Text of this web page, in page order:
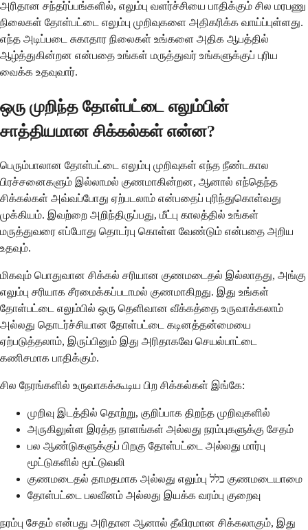
அரிதான சந்தர்ப்பங்களில், எலும்பு வளர்ச்சியை பாதிக்கும் சில மரபணு
நிலைகள் தோள்பட்டை எலும்பு முறிவுகளை அதிகரிக்க வாய்ப்புள்ளது.
எந்த அடிப்படை சுகாதார நிலைகள் உங்களை அதிக ஆபத்தில்
ஆழ்த்துகின்றன என்பதை உங்கள் மருத்துவர் உங்களுக்குப் புரிய
வைக்க உதவுவார்.
ஒரு முறிந்த தோள்பட்டை எலும்பின்
சாத்தியமான சிக்கல்கள் என்ன?
பெரும்பாலான தோள்பட்டை எலும்பு முறிவுகள் எந்த நீண்டகால
பிரச்சனைகளும் இல்லாமல் குணமாகின்றன, ஆனால் எந்தெந்த
சிக்கல்கள் அவ்வப்போது ஏற்படலாம் என்பதைப் புரிந்துகொள்வது
முக்கியம். இவற்றை அறிந்திருப்பது, மீட்பு காலத்தில் உங்கள்
மருத்துவரை எப்போது தொடர்பு கொள்ள வேண்டும் என்பதை அறிய
உதவும்.
மிகவும் பொதுவான சிக்கல் சரியான குணமடைதல் இல்லாதது, அங்கு
எலும்பு சரியாக சீரமைக்கப்படாமல் குணமாகிறது. இது உங்கள்
தோள்பட்டை எலும்பில் ஒரு தெளிவான வீக்கத்தை உருவாக்கலாம்
அல்லது தொடர்ச்சியான தோள்பட்டை கடினத்தன்மையை
ஏற்படுத்தலாம், இருப்பினும் இது அரிதாகவே செயல்பாட்டை
கணிசமாக பாதிக்கும்.
சில நேரங்களில் உருவாகக்கூடிய பிற சிக்கல்கள் இங்கே:
முறிவு இடத்தில் தொற்று, குறிப்பாக திறந்த முறிவுகளில்
அருகிலுள்ள இரத்த நாளங்கள் அல்லது நரம்புகளுக்கு சேதம்
பல ஆண்டுகளுக்குப் பிறகு தோள்பட்டை அல்லது மார்பு
மூட்டுகளில் மூட்டுவலி
குணமடைதல் தாமதமாக அல்லது எலும்பு כלל குணமடையாமை
தோள்பட்டை பலவீனம் அல்லது இயக்க வரம்பு குறைவு
நரம்பு சேதம் என்பது அரிதான ஆனால் தீவிரமான சிக்கலாகும், இது